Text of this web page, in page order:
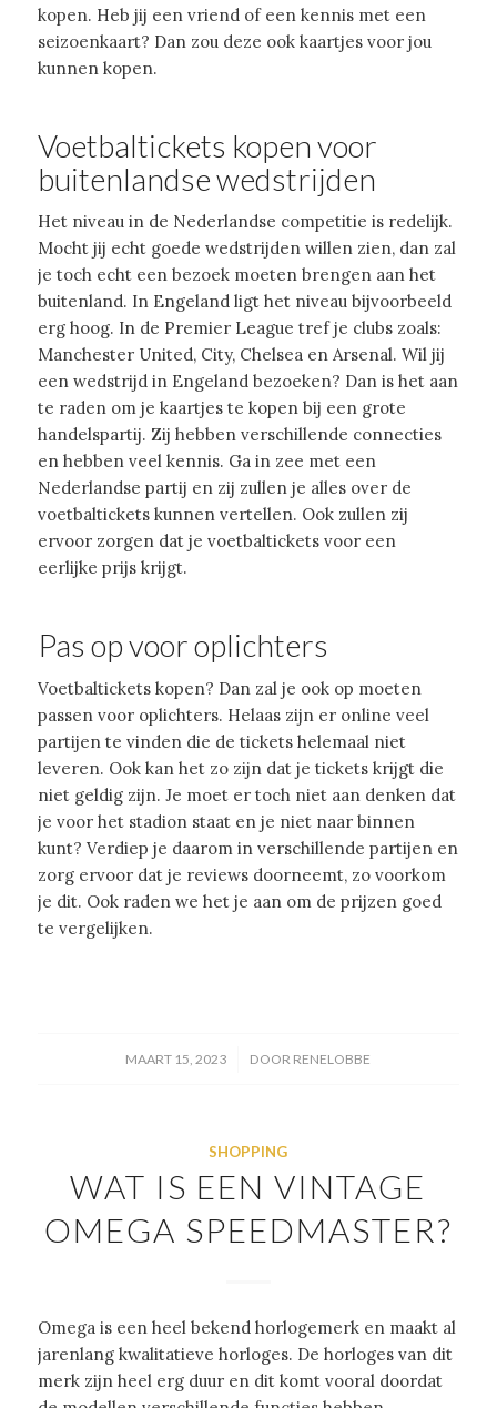
kopen. Heb jij een vriend of een kennis met een
seizoenkaart? Dan zou deze ook kaartjes voor jou
kunnen kopen.
Voetbaltickets kopen voor
buitenlandse wedstrijden
Het niveau in de Nederlandse competitie is redelijk.
Mocht jij echt goede wedstrijden willen zien, dan zal
je toch echt een bezoek moeten brengen aan het
buitenland. In Engeland ligt het niveau bijvoorbeeld
erg hoog. In de Premier League tref je clubs zoals:
Manchester United, City, Chelsea en Arsenal. Wil jij
een wedstrijd in Engeland bezoeken? Dan is het aan
te raden om je kaartjes te kopen bij een grote
handelspartij. Zij hebben verschillende connecties
en hebben veel kennis. Ga in zee met een
Nederlandse partij en zij zullen je alles over de
voetbaltickets kunnen vertellen. Ook zullen zij
ervoor zorgen dat je voetbaltickets voor een
eerlijke prijs krijgt.
Pas op voor oplichters
Voetbaltickets kopen? Dan zal je ook op moeten
passen voor oplichters. Helaas zijn er online veel
partijen te vinden die de tickets helemaal niet
leveren. Ook kan het zo zijn dat je tickets krijgt die
niet geldig zijn. Je moet er toch niet aan denken dat
je voor het stadion staat en je niet naar binnen
kunt? Verdiep je daarom in verschillende partijen en
zorg ervoor dat je reviews doorneemt, zo voorkom
je dit. Ook raden we het je aan om de prijzen goed
te vergelijken.
MAART 15, 2023
/ DOOR RENELOBBE
SHOPPING
WAT IS EEN VINTAGE
OMEGA SPEEDMASTER?
Omega is een heel bekend horlogemerk en maakt al
jarenlang kwalitatieve horloges. De horloges van dit
merk zijn heel erg duur en dit komt vooral doordat